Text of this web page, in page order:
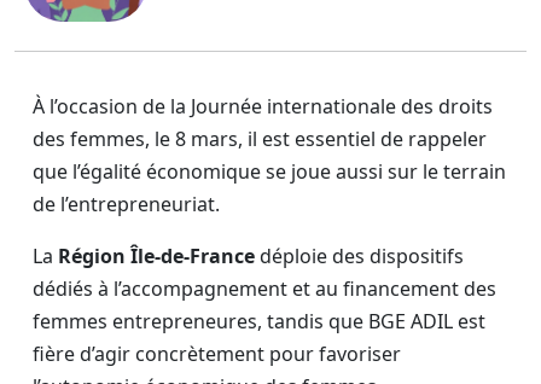
À l’occasion de la Journée internationale des droits
des femmes, le 8 mars, il est essentiel de rappeler
que l’égalité économique se joue aussi sur le terrain
de l’entrepreneuriat.
La Région Île-de-Francedéploie des dispositifs
dédiés à l’accompagnement et au financement des
femmes entrepreneures, tandis que BGE ADIL est
fière d’agir concrètement pour favoriser